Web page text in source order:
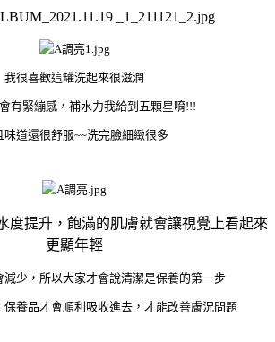
我很喜歡這罐洗起來很滋潤
有緊繃感，補水力我給到五顆星唷!!!
味道還很舒服~~洗完臉細緻很多
度提升，飽滿的肌膚就會讓視覺上看起來
更顯年輕
減少，所以大家才會說清潔是保養的第一步
保養品才會順利吸收進去，才能改善膚況問題